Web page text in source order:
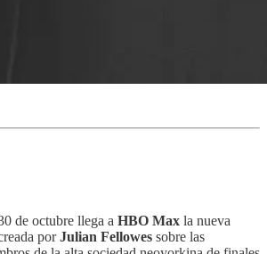
de octubre llega a HBO Max la nueva
porJulian Fellowes sobre las